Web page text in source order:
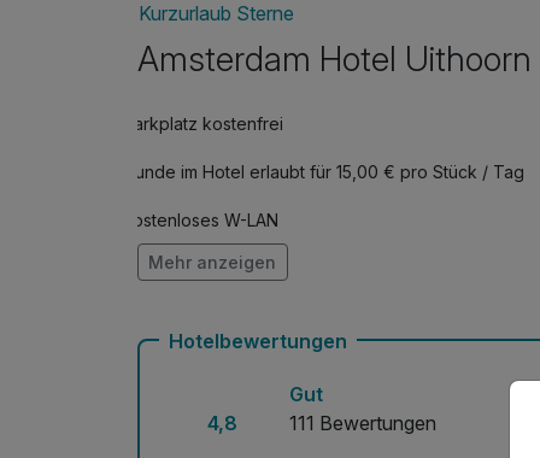
Kurzurlaub Sterne
Amsterdam Hotel Uithoorn
Parkplatz kostenfrei
Hunde im Hotel erlaubt für 15,00 € pro Stück / Tag
Kostenloses W-LAN
Mit Hotelbar
Mehr anzeigen
Hotelbewertungen
4,8
Gut
111 Bewertungen